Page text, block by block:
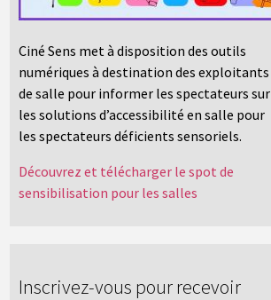
Ciné Sens met à disposition des outils
numériques à destination des exploitants
de salle pour informer les spectateurs sur
les solutions d’accessibilité en salle pour
les spectateurs déficients sensoriels.
Découvrez et télécharger le spot de
sensibilisation pour les salles
Inscrivez-vous pour recevoir